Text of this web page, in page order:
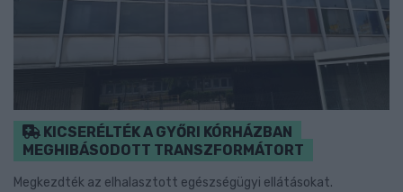
KICSERÉLTÉK A GYŐRI KÓRHÁZBAN
MEGHIBÁSODOTT TRANSZFORMÁTORT
Megkezdték az elhalasztott egészségügyi ellátásokat.